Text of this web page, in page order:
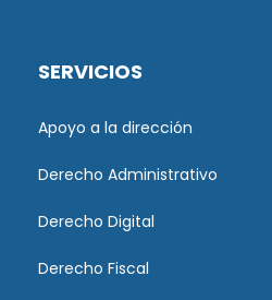
SERVICIOS
Apoyo a la dirección
Derecho Administrativo
Derecho Digital
Derecho Fiscal